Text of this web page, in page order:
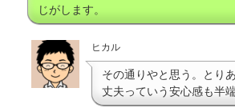
じがします。
ヒカル
その通りやと思う。とり
丈夫っていう安心感も半端